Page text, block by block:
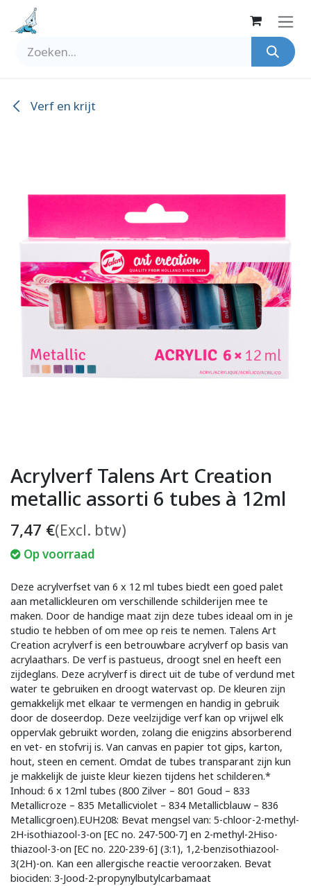
Overslaan naar inhoud
Verf en krijt
Acrylverf Talens Art Creation
metallic assorti 6 tubes à 12ml
7,47 €(Excl. btw)
Op voorraad
Deze acrylverfset van 6 x 12 ml tubes biedt een goed palet
aan metallickleuren om verschillende schilderijen mee te
maken. Door de handige maat zijn deze tubes ideaal om in je
studio te hebben of om mee op reis te nemen. Talens Art
Creation acrylverf is een betrouwbare acrylverf op basis van
acrylaathars. De verf is pastueus, droogt snel en heeft een
zijdeglans. Deze acrylverf is direct uit de tube of verdund met
water te gebruiken en droogt watervast op. De kleuren zijn
gemakkelijk met elkaar te vermengen en handig in gebruik
door de doseerdop. Deze veelzijdige verf kan op vrijwel elk
oppervlak gebruikt worden, zolang die enigzins absorberend
en vet- en stofvrij is. Van canvas en papier tot gips, karton,
hout, steen en cement. Omdat de tubes transparant zijn kun
je makkelijk de juiste kleur kiezen tijdens het schilderen.*
Inhoud: 6 x 12ml tubes (800 Zilver – 801 Goud – 833
Metallicroze – 835 Metallicviolet – 834 Metallicblauw – 836
Metallicgroen).EUH208: Bevat mengsel van: 5-chloor-2-methyl-
2H-isothiazool-3-on [EC no. 247-500-7] en 2-methyl-2Hiso-
thiazool-3-on [EC no. 220-239-6] (3:1), 1,2-benzisothiazool-
3(2H)-on. Kan een allergische reactie veroorzaken. Bevat
biociden: 3-Jood-2-propynylbutylcarbamaat